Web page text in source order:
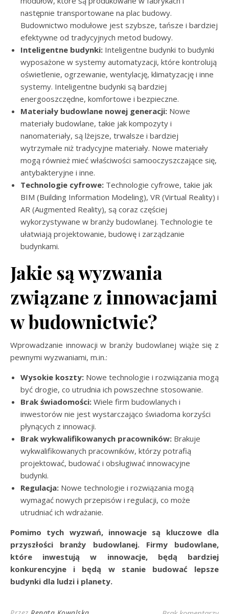
następnie transportowane na plac budowy.
Budownictwo modułowe jest szybsze, tańsze i bardziej
efektywne od tradycyjnych metod budowy.
Inteligentne budynki: Inteligentne budynki to budynki
wyposażone w systemy automatyzacji, które kontrolują
oświetlenie, ogrzewanie, wentylację, klimatyzację i inne
systemy. Inteligentne budynki są bardziej
energooszczędne, komfortowe i bezpieczne.
Materiały budowlane nowej generacji: Nowe
materiały budowlane, takie jak kompozyty i
nanomateriały, są lżejsze, trwalsze i bardziej
wytrzymałe niż tradycyjne materiały. Nowe materiały
mogą również mieć właściwości samooczyszczające się,
antybakteryjne i inne.
Technologie cyfrowe: Technologie cyfrowe, takie jak
BIM (Building Information Modeling), VR (Virtual Reality) i
AR (Augmented Reality), są coraz częściej
wykorzystywane w branży budowlanej. Technologie te
ułatwiają projektowanie, budowę i zarządzanie
budynkami.
Jakie są wyzwania
związane z innowacjami
w budownictwie?
Wprowadzanie innowacji w branży budowlanej wiąże się z
pewnymi wyzwaniami, m.in.:
Wysokie koszty: Nowe technologie i rozwiązania mogą
być drogie, co utrudnia ich powszechne stosowanie.
Brak świadomości: Wiele firm budowlanych i
inwestorów nie jest wystarczająco świadoma korzyści
płynących z innowacji.
Brak wykwalifikowanych pracowników: Brakuje
wykwalifikowanych pracowników, którzy potrafią
projektować, budować i obsługiwać innowacyjne
budynki.
Regulacja: Nowe technologie i rozwiązania mogą
wymagać nowych przepisów i regulacji, co może
utrudniać ich wdrażanie.
Pomimo tych wyzwań, innowacje są kluczowe dla
przyszłości branży budowlanej. Firmy budowlane,
które inwestują w innowacje, będą bardziej
konkurencyjne i będą w stanie budować lepsze
budynki dla ludzi i planety.